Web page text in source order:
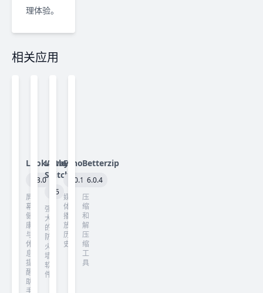
理体验。
相关应用
LookAway
2.3.0
屏
幕
健
康
与
休
息
提
醒
助
手
Little
Snitch
6.5
强
大
的
防
火
墙
软
件
Echo
1.0.16
媒
体
播
放
历
史
Betterzip
6.0.4
压
缩
和
解
压
缩
工
具